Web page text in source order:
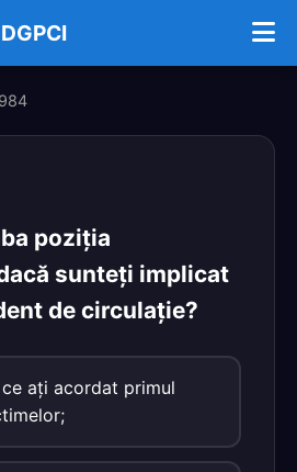
poziția
sunteți implicat
de circulație?
ați acordat primul